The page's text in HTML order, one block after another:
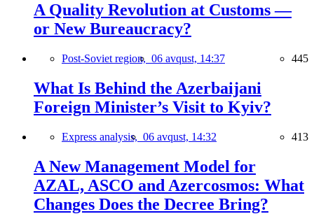
A Quality Revolution at Customs —
or New Bureaucracy?
Post-Soviet region, 06 avqust, 14:37 445
What Is Behind the Azerbaijani
Foreign Minister’s Visit to Kyiv?
Express analysis, 06 avqust, 14:32 413
A New Management Model for
AZAL, ASCO and Azercosmos: What
Changes Does the Decree Bring?